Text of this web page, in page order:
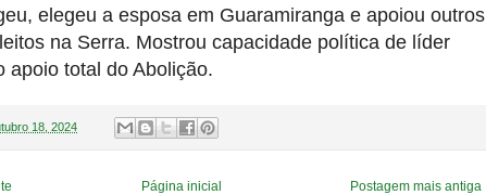
elegeu a esposa em Guaramiranga e apoiou outros
na Serra. Mostrou capacidade política de líder
apoio total do Abolição.
18, 2024
Postagem mais antiga
Página inicial